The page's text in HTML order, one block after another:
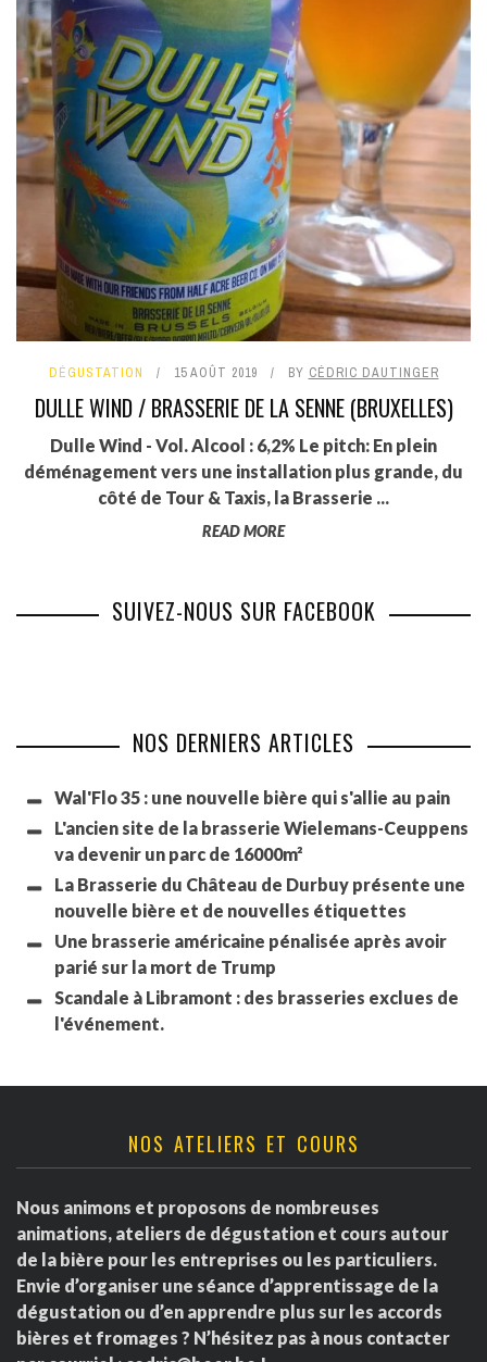
DÉGUSTATION 15 AOÛT 2019 BY CÉDRIC DAUTINGER
DULLE WIND / BRASSERIE DE LA SENNE (BRUXELLES)
Dulle Wind - Vol. Alcool : 6,2% Le pitch: En plein
déménagement vers une installation plus grande, du
côté de Tour & Taxis, la Brasserie ...
READ MORE
SUIVEZ-NOUS SUR FACEBOOK
NOS DERNIERS ARTICLES
Wal'Flo 35 : une nouvelle bière qui s'allie au pain
L'ancien site de la brasserie Wielemans-Ceuppens
va devenir un parc de 16000m²
La Brasserie du Château de Durbuy présente une
nouvelle bière et de nouvelles étiquettes
Une brasserie américaine pénalisée après avoir
parié sur la mort de Trump
Scandale à Libramont : des brasseries exclues de
l'événement.
NOS ATELIERS ET COURS
Nous animons et proposons de nombreuses
animations, ateliers de dégustation et cours autour
de la bière pour les entreprises ou les particuliers.
Envie d’organiser une séance d’apprentissage de la
dégustation ou d’en apprendre plus sur les accords
bières et fromages ? N’hésitez pas à nous contacter